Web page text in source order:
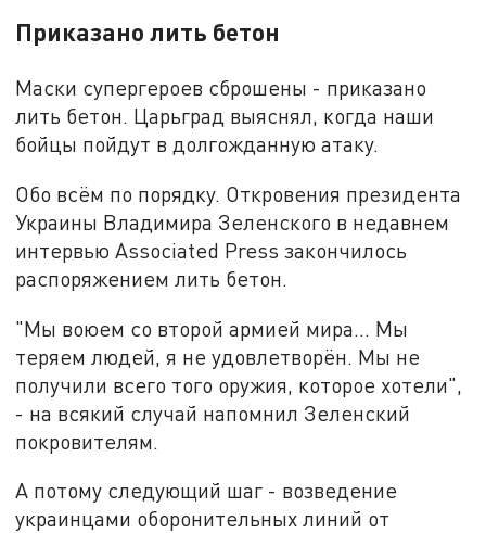
Приказано лить бетон
Маски супергероев сброшены - приказано
лить бетон. Царьград выяснял, когда наши
бойцы пойдут в долгожданную атаку.
Обо всём по порядку. Откровения президента
Украины Владимира Зеленского в недавнем
интервью Associated Press закончилось
распоряжением лить бетон.
"Мы воюем со второй армией мира… Мы
теряем людей, я не удовлетворён. Мы не
получили всего того оружия, которое хотели",
- на всякий случай напомнил Зеленский
покровителям.
А потому следующий шаг - возведение
украинцами оборонительных линий от